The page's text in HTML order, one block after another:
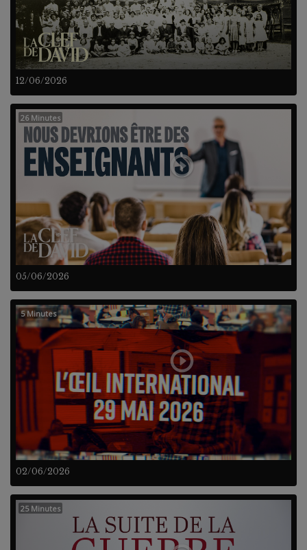
12/06/2026
05/06/2026
26 Minutes
02/06/2026
5 Minutes
25 Minutes